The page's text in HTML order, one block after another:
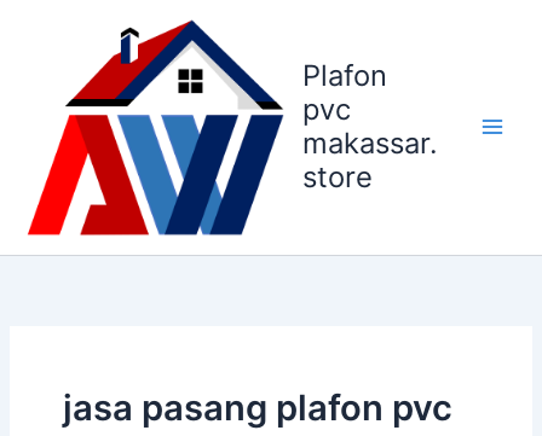
Plafon
pvc
makassar.
store
jasa pasang plafon pvc